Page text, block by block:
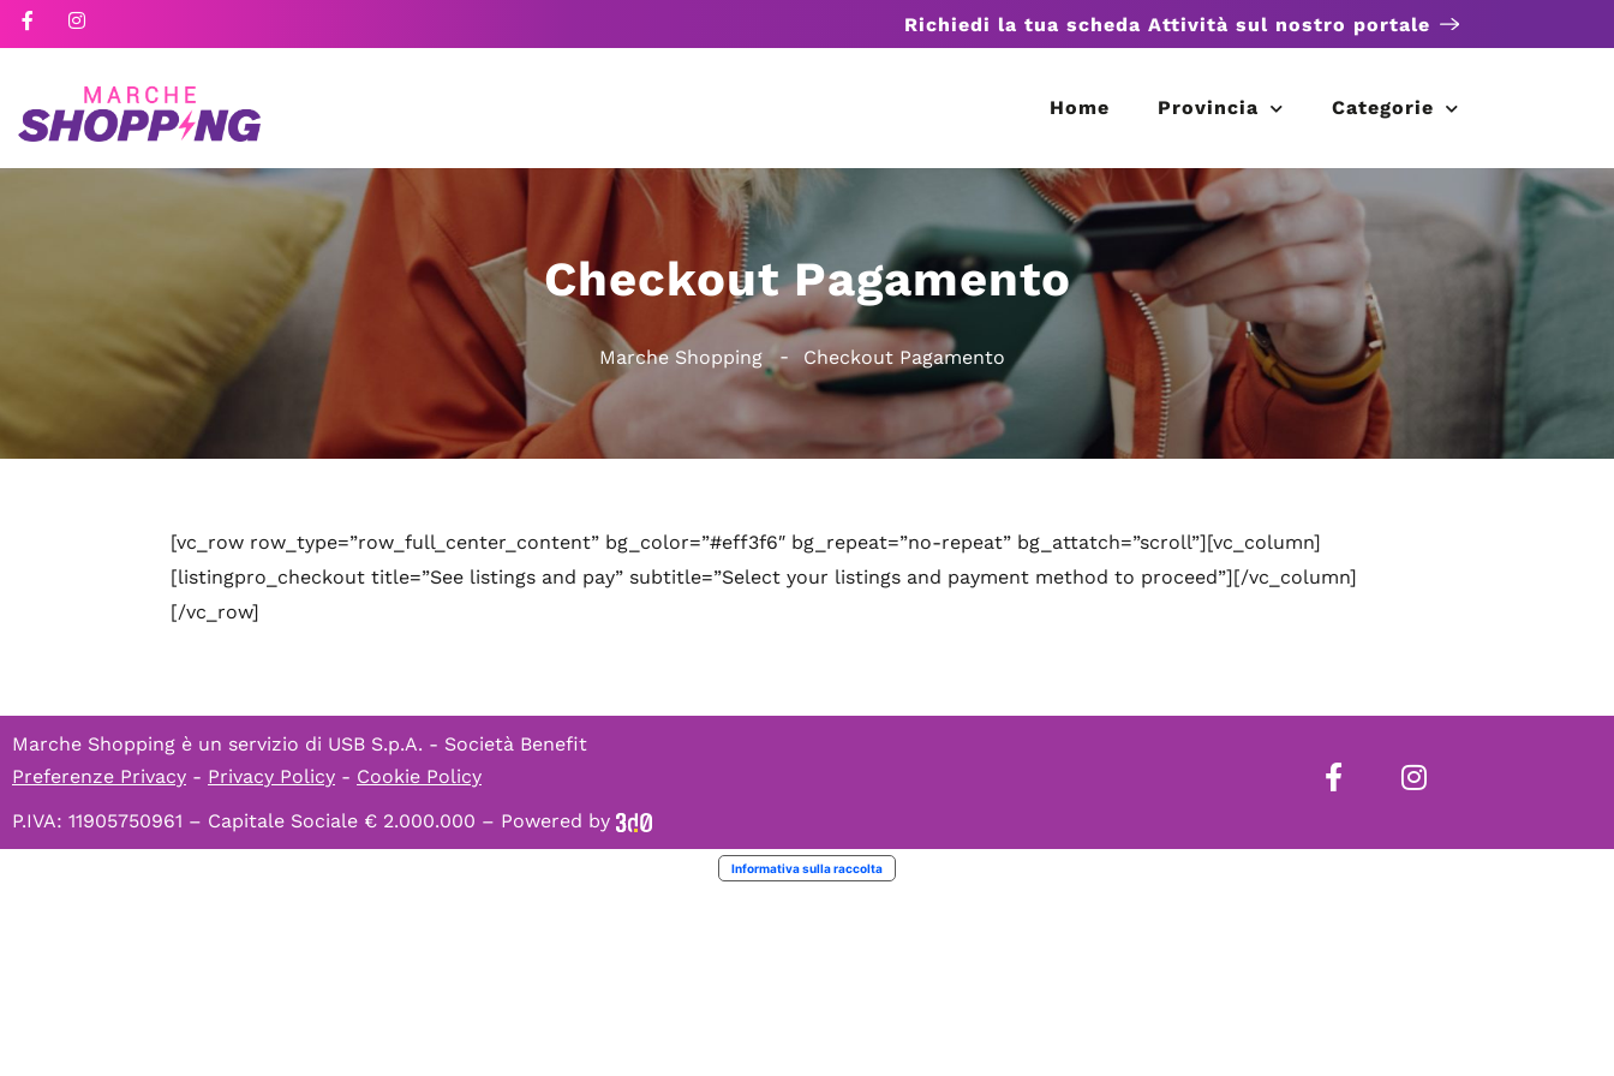
Richiedi la tua scheda Attività sul nostro portale
Home Provincia Categorie
Checkout Pagamento
Marche Shopping Checkout Pagamento
[vc_row row_type=”row_full_center_content” bg_color=”#eff3f6″ bg_repeat=”no-repeat” bg_attatch=”scroll”][vc_column]
[listingpro_checkout title=”See listings and pay” subtitle=”Select your listings and payment method to proceed”][/vc_column]
[/vc_row]
Marche Shopping è un servizio di USB S.p.A. - Società Benefit
Preferenze Privacy - Privacy Policy - Cookie Policy
P.IVA: 11905750961 – Capitale Sociale € 2.000.000 – Powered by
Informativa sulla raccolta